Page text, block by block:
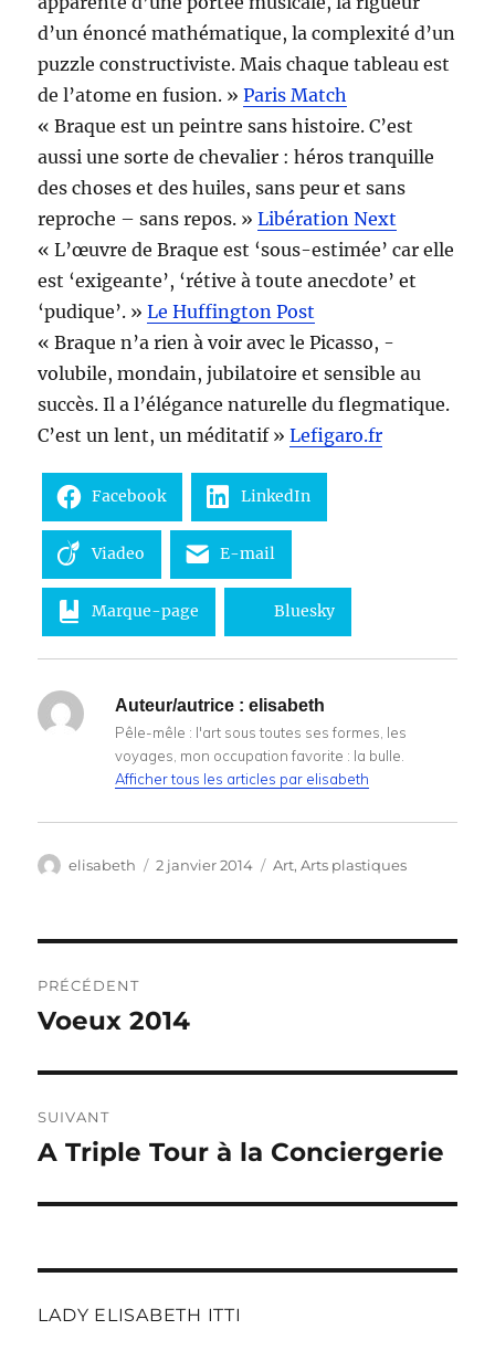
d’un énoncé mathématique, la complexité d’un
puzzle constructiviste. Mais chaque tableau est
de l’atome en fusion. »Paris Match
« Braque est un peintre sans histoire. C’est
aussi une sorte de chevalier : héros tranquille
des choses et des huiles, sans peur et sans
reproche – sans repos. »Libération Next
« L’œuvre de Braque est ‘sous-estimée’ car elle
est ‘exigeante’, ‘rétive à toute anecdote’ et
‘pudique’. »Le Huffington Post
« Braque n’a rien à voir avec le Picasso, ­
volubile, mondain, jubilatoire et sensible au
succès. Il a l’élégance naturelle du flegmatique.
C’est un lent, un méditatif »Lefigaro.fr
Facebook LinkedIn
Viadeo E-mail
Marque-page Bluesky
Auteur/autrice : elisabeth
Pêle-mêle : l'art sous toutes ses formes, les
voyages, mon occupation favorite : la bulle.
Afficher tous les articles par elisabeth
Auteur
elisabeth
Publié
2 janvier 2014 Catégories
Art,Arts plastiques
de
PRÉCÉDENT
Publication
Voeux 2014
SUIVANT
Publication
A Triple Tour à la Conciergerie
LADY ELISABETH ITTI